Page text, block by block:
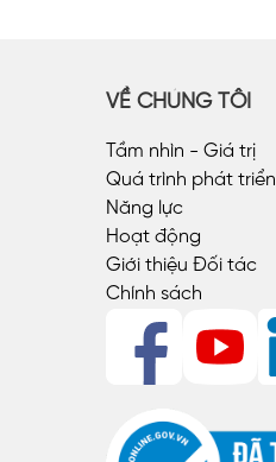
VỀ CHÚNG TÔI
Tầm nhìn - Giá trị
Quá trình phát triển
Năng lực
Hoạt động
Giới thiệu Đối tác
Chính sách